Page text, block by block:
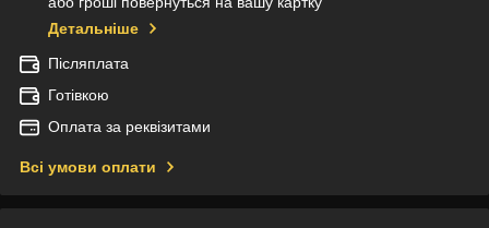
Детальніше
Післяплата
Готівкою
Оплата за реквізитами
Всі умови оплати